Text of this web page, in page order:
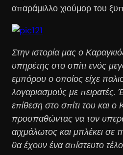
απαράμιλλο χιούμορ του
Στην ιστορία μας ο
υπηρέτης στο σπίτι ενός
εμπόρου ο οποίος είχε
λογαριασμούς με πειρατές.
επίθεση στο σπίτι του και ο
προσπαθώντας να τον
αιχμάλωτος και μπλέκει σε
θα έχουν ένα απίστευτο